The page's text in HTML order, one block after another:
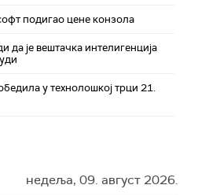
подигао цене конзола
да је вештачка интелигенција
у технолошкој трци 21.
недеља, 09. август 2026.